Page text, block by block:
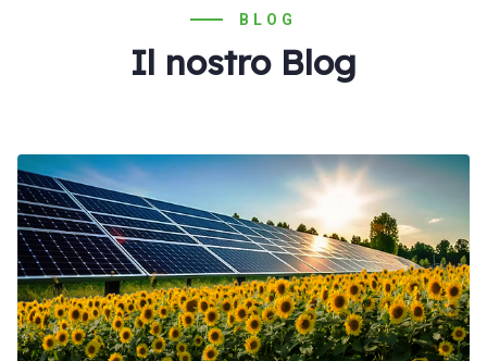
BLOG
Il nostro Blog